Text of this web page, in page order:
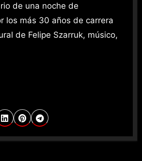
de una noche de
los más 30 años de carrera
de Felipe Szarruk, músico,